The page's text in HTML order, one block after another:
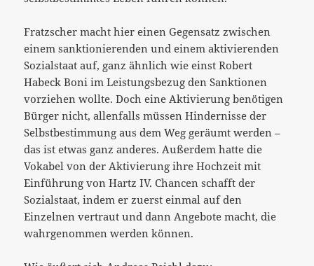
Fratzscher macht hier einen Gegensatz zwischen
einem sanktionierenden und einem aktivierenden
Sozialstaat auf, ganz ähnlich wie einst Robert
Habeck Boni im Leistungsbezug den Sanktionen
vorziehen wollte. Doch eine Aktivierung benötigen
Bürger nicht, allenfalls müssen Hindernisse der
Selbstbestimmung aus dem Weg geräumt werden –
das ist etwas ganz anderes. Außerdem hatte die
Vokabel von der Aktivierung ihre Hochzeit mit
Einführung von Hartz IV. Chancen schafft der
Sozialstaat, indem er zuerst einmal auf den
Einzelnen vertraut und dann Angebote macht, die
wahrgenommen werden können.